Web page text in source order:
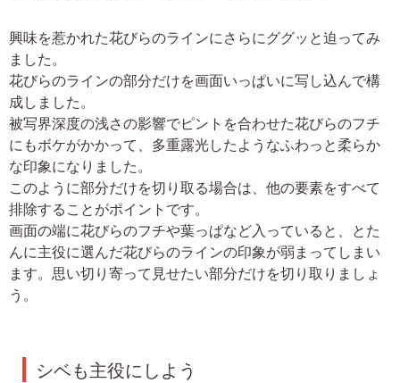
興味を惹かれた花びらのラインにさらにググッと迫ってみ
ました。
花びらのラインの部分だけを画面いっぱいに写し込んで構
成しました。
被写界深度の浅さの影響でピントを合わせた花びらのフチ
にもボケがかかって、多重露光したようなふわっと柔らか
な印象になりました。
このように部分だけを切り取る場合は、他の要素をすべて
排除することがポイントです。
画面の端に花びらのフチや葉っぱなど入っていると、とた
んに主役に選んだ花びらのラインの印象が弱まってしまい
ます。思い切り寄って見せたい部分だけを切り取りましょ
う。
シベも主役にしよう